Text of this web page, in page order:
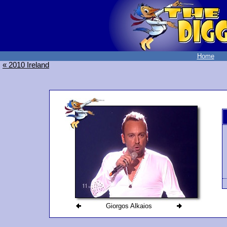
Home
« 2010 Ireland
Giorgos Alkaios